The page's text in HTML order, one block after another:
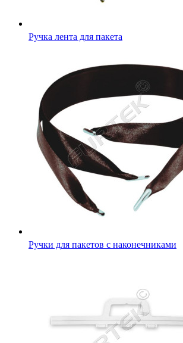
Ручка лента для пакета
Ручки для пакетов с наконечниками